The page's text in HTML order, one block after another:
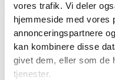
vores trafik. Vi deler
hjemmeside med vores
annonceringspartnere
kan kombinere disse
givet dem, eller som de
tjenester.
Varenummer6993
Beskrivelse
Spørg om produktet
Dette sæt indeholder tøj til